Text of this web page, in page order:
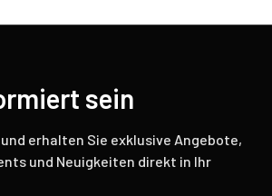
sein
erhalten Sie exklusive Angebote,
und Neuigkeiten direkt in Ihr